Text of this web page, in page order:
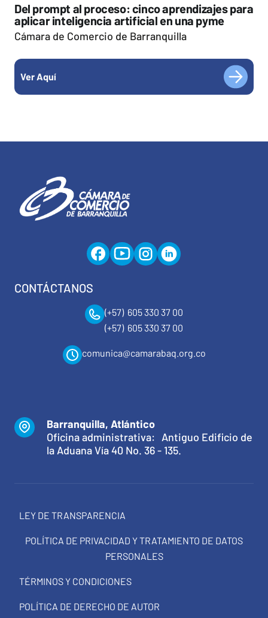
Del prompt al proceso: cinco aprendizajes para
aplicar inteligencia artificial en una pyme
Cámara de Comercio de Barranquilla
Ver Aquí
CONTÁCTANOS
(+57) 605 330 37 00
(+57) 605 330 37 00
comunica@camarabaq.org.co
Barranquilla, Atlántico
Oficina administrativa: Antiguo Edificio de
la Aduana Vía 40 No. 36 - 135.
LEY DE TRANSPARENCIA
POLÍTICA DE PRIVACIDAD Y TRATAMIENTO DE DATOS
PERSONALES
TÉRMINOS Y CONDICIONES
POLÍTICA DE DERECHO DE AUTOR